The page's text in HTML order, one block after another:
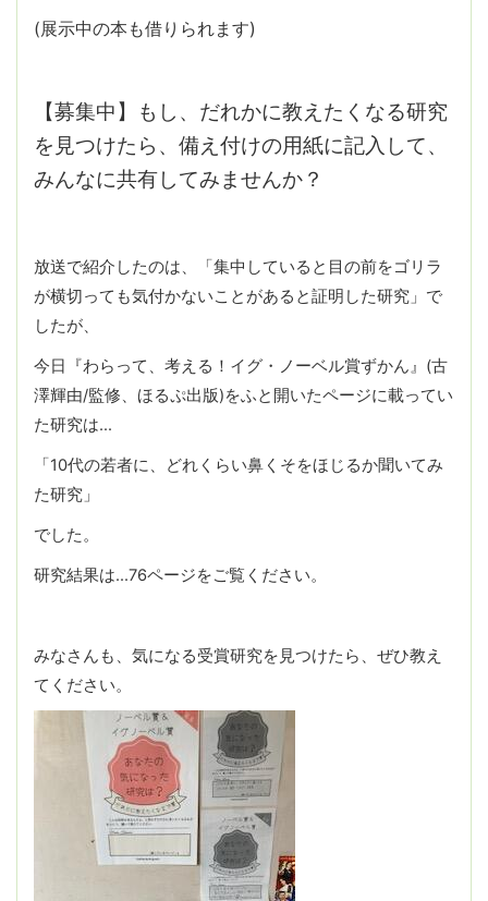
(展示中の本も借りられます)
【募集中】もし、だれかに教えたくなる研究
を見つけたら、備え付けの用紙に記入して、
みんなに共有してみませんか？
放送で紹介したのは、「集中していると目の前をゴリラ
が横切っても気付かないことがあると証明した研究」で
したが、
今日『わらって、考える！イグ・ノーベル賞ずかん』(古
澤輝由/監修、ほるぷ出版)をふと開いたページに載ってい
た研究は…
「10代の若者に、どれくらい鼻くそをほじるか聞いてみ
た研究」
でした。
研究結果は…76ページをご覧ください。
みなさんも、気になる受賞研究を見つけたら、ぜひ教え
てください。